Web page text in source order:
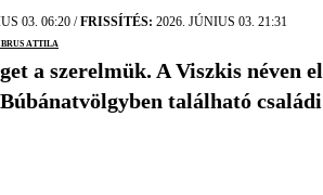
03. 06:20 /FRISSÍTÉS: 2026. JÚNIUS 03. 21:31
Attila
a szerelmük. A Viszkis
található